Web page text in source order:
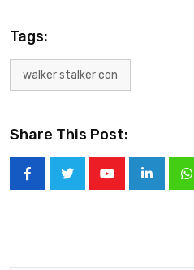
Tags:
walker stalker con
Share This Post: